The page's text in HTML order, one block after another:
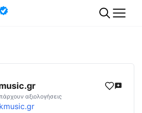
Αξιολογήσεις | Δες
αξιολογήσεις